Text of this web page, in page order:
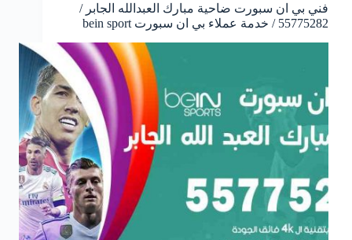
فني بي ان سبورت ضاحية مبارك العبدالله الجابر /
55775282 / خدمة عملاء بي ان سبورت bein sport